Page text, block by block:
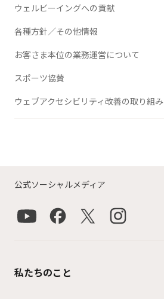
ウェルビーイングへの貢献
各種方針／その他情報
お客さま本位の業務運営について
スポーツ協賛
ウェブアクセシビリティ改善の取り組み
公式ソーシャルメディア
私たちのこと